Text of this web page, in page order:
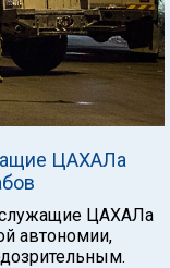
ЦАХАЛа
ЦАХАЛа
автономии,